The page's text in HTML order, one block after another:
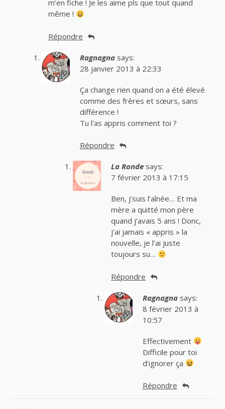
m’en fiche ! Je les aime pls que tout quand
même !
Répondre
Ragnagna says:
28 janvier 2013 à 22:33
Ça change rien quand on a été élevé
comme des frères et sœurs, sans
différence !
Tu l’as appris comment toi ?
Répondre
La Ronde says:
7 février 2013 à 17:15
Ben, j’suis l’aînée… Et ma
mère a quitté mon père
quand j’avais 5 ans ! Donc,
j’ai jamais « appris » la
nouvelle, je l’ai juste
toujours su…
Répondre
Ragnagna says:
8 février 2013 à
10:57
Effectivement
Difficile pour toi
d’ignorer ça
Répondre